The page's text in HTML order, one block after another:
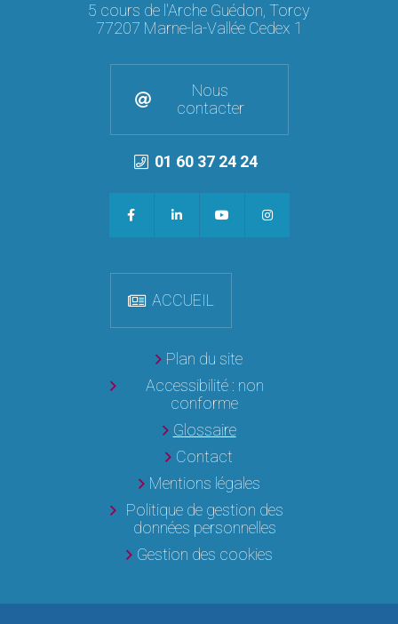
5 cours de l'Arche Guédon, Torcy
77207 Marne-la-Vallée Cedex 1
Nous
contacter
01 60 37 24 24
ACCUEIL
Plan du site
Accessibilité : non
conforme
Glossaire
Contact
Mentions légales
Politique de gestion des
données personnelles
Gestion des cookies